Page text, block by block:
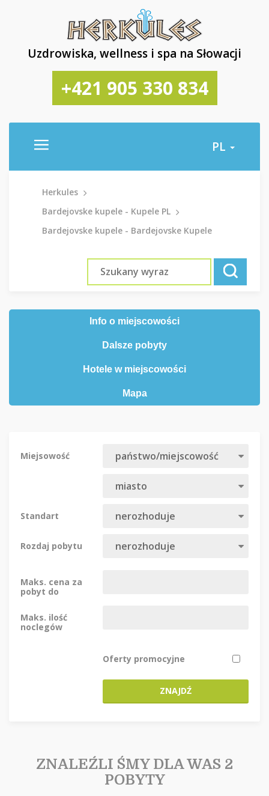
Uzdrowiska, wellness i spa na Słowacji
+421 905 330 834
PL
Herkules
Bardejovske kupele - Kupele PL
Bardejovske kupele - Bardejovske Kupele
Info o miejscowości
Dalsze pobyty
Hotele w miejscowości
Mapa
Miejsowość
Standart
Rozdaj pobytu
Maks. cena za
pobyt do
Maks. ilość
noclegów
Oferty promocyjne
ZNAJDŹ
ZNALEŹLI ŚMY DLA WAS 2
POBYTY